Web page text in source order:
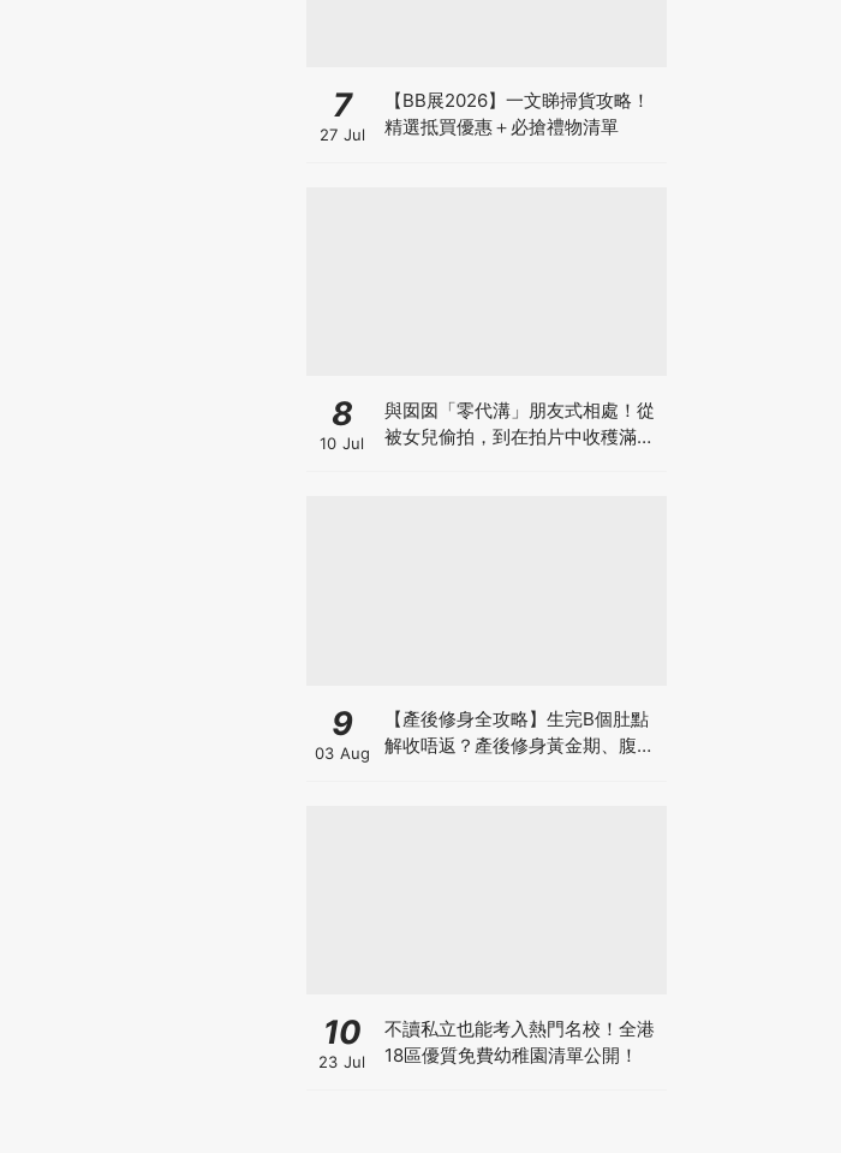
7
27 Jul
【BB展2026】一文睇掃貨攻略！
精選抵買優惠＋必搶禮物清單
8
10 Jul
與囡囡「零代溝」朋友式相處！從
被女兒偷拍，到在拍片中收穫滿足
9
03 Aug
【產後修身全攻略】生完B個肚點
解收唔返？產後修身黃金期、腹直
10
23 Jul
不讀私立也能考入熱門名校！全港
18區優質免費幼稚園清單公開！